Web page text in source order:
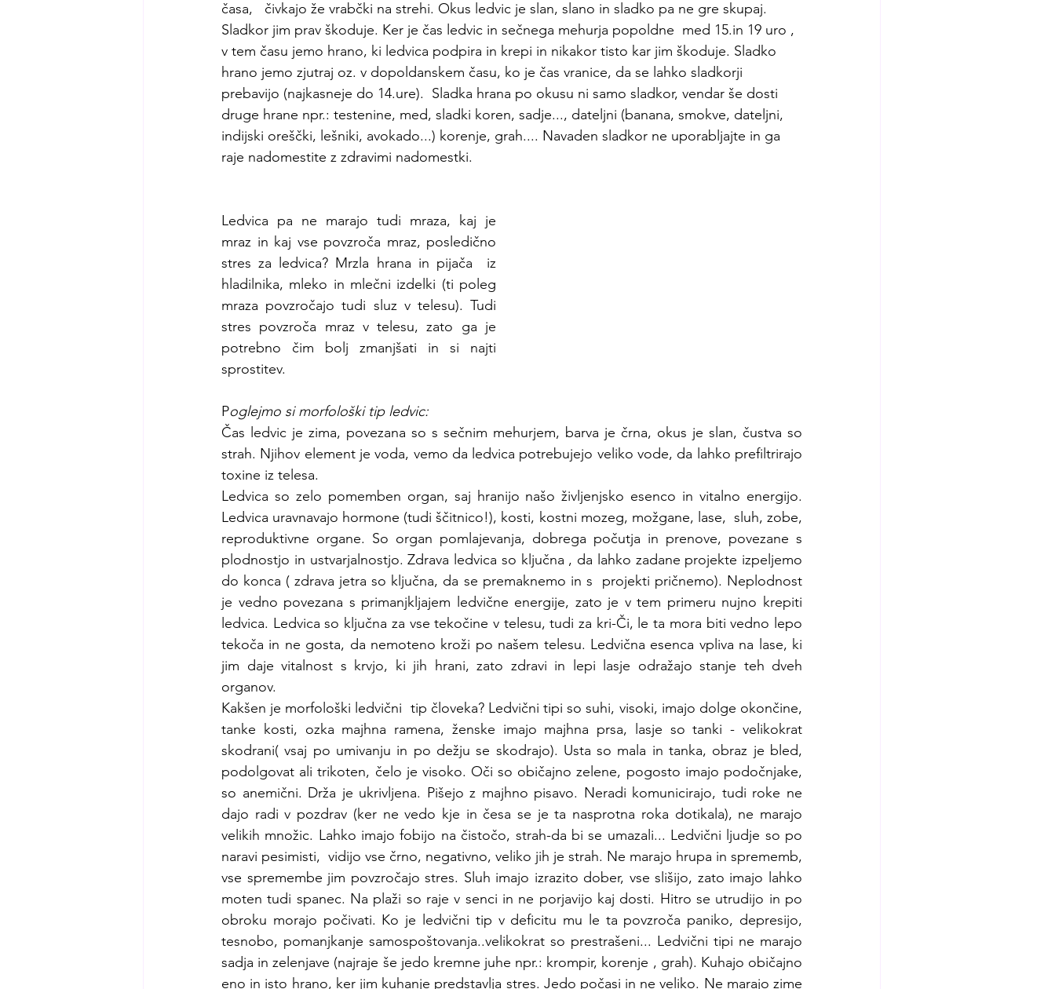
časa,   čivkajo že vrabčki na strehi. Okus ledvic je slan, slano in sladko pa ne gre skupaj.
Sladkor jim prav škoduje. Ker je čas ledvic in sečnega mehurja popoldne  med 15.in 19 uro ,
v tem času jemo hrano, ki ledvica podpira in krepi in nikakor tisto kar jim škoduje. Sladko
hrano jemo zjutraj oz. v dopoldanskem času, ko je čas vranice, da se lahko sladkorji
prebavijo (najkasneje do 14.ure).  Sladka hrana po okusu ni samo sladkor, vendar še dosti
druge hrane npr.: testenine, med, sladki koren, sadje..., dateljni (banana, smokve, dateljni,
indijski oreščki, lešniki, avokado...) korenje, grah.... Navaden sladkor ne uporabljajte in ga
raje nadomestite z zdravimi nadomestki.
Ledvica pa ne marajo tudi mraza, kaj je
mraz in kaj vse povzroča mraz, posledično
stres za ledvica? Mrzla hrana in pijača  iz
hladilnika, mleko in mlečni izdelki (ti poleg
mraza povzročajo tudi sluz v telesu). Tudi
stres povzroča mraz v telesu, zato ga je
potrebno čim bolj zmanjšati in si najti
sprostitev.
Poglejmo si morfološki tip ledvic:
Čas ledvic je zima, povezana so s sečnim mehurjem, barva je črna, okus je slan, čustva so
strah. Njihov element je voda, vemo da ledvica potrebujejo veliko vode, da lahko prefiltrirajo
toxine iz telesa.
Ledvica so zelo pomemben organ, saj hranijo našo življenjsko esenco in vitalno energijo.
Ledvica uravnavajo hormone (tudi ščitnico!), kosti, kostni mozeg, možgane, lase,  sluh, zobe,
reproduktivne organe. So organ pomlajevanja, dobrega počutja in prenove, povezane s
plodnostjo in ustvarjalnostjo. Zdrava ledvica so ključna , da lahko zadane projekte izpeljemo
do konca ( zdrava jetra so ključna, da se premaknemo in s  projekti pričnemo). Neplodnost
je vedno povezana s primanjkljajem ledvične energije, zato je v tem primeru nujno krepiti
ledvica. Ledvica so ključna za vse tekočine v telesu, tudi za kri-Či, le ta mora biti vedno lepo
tekoča in ne gosta, da nemoteno kroži po našem telesu. Ledvična esenca vpliva na lase, ki
jim daje vitalnost s krvjo, ki jih hrani, zato zdravi in lepi lasje odražajo stanje teh dveh
organov.
Kakšen je morfološki ledvični  tip človeka? Ledvični tipi so suhi, visoki, imajo dolge okončine,
tanke kosti, ozka majhna ramena, ženske imajo majhna prsa, lasje so tanki - velikokrat
skodrani( vsaj po umivanju in po dežju se skodrajo). Usta so mala in tanka, obraz je bled,
podolgovat ali trikoten, čelo je visoko. Oči so običajno zelene, pogosto imajo podočnjake,
so anemični. Drža je ukrivljena. Pišejo z majhno pisavo. Neradi komunicirajo, tudi roke ne
dajo radi v pozdrav (ker ne vedo kje in česa se je ta nasprotna roka dotikala), ne marajo
velikih množic. Lahko imajo fobijo na čistočo, strah-da bi se umazali... Ledvični ljudje so po
naravi pesimisti,  vidijo vse črno, negativno, veliko jih je strah. Ne marajo hrupa in sprememb,
vse spremembe jim povzročajo stres. Sluh imajo izrazito dober, vse slišijo, zato imajo lahko
moten tudi spanec. Na plaži so raje v senci in ne porjavijo kaj dosti. Hitro se utrudijo in po
obroku morajo počivati. Ko je ledvični tip v deficitu mu le ta povzroča paniko, depresijo,
tesnobo, pomanjkanje samospoštovanja..velikokrat so prestrašeni... Ledvični tipi ne marajo
sadja in zelenjave (najraje še jedo kremne juhe npr.: krompir, korenje , grah). Kuhajo običajno
eno in isto hrano, ker jim kuhanje predstavlja stres. Jedo počasi in ne veliko. Ne marajo zime